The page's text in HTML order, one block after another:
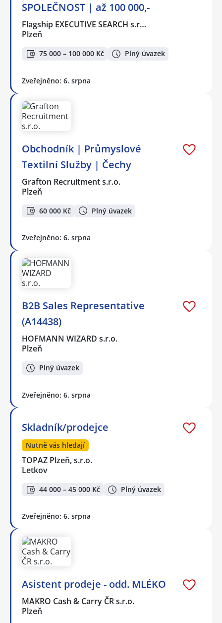
SPOLEČNOST | až 100 000,-
Flagship EXECUTIVE SEARCH s.r…
Plzeň
75 000 – 100 000 Kč Plný úvazek
Zveřejněno: 6. srpna
Obchodník | Průmyslové
Textilní Služby | Čechy
Grafton Recruitment s.r.o.
Plzeň
60 000 Kč Plný úvazek
Zveřejněno: 6. srpna
B2B Sales Representative
(A14438)
HOFMANN WIZARD s.r.o.
Plzeň
Plný úvazek
Zveřejněno: 6. srpna
Skladník/prodejce
Nutně vás hledají
TOPAZ Plzeň, s.r.o.
Letkov
44 000 – 45 000 Kč Plný úvazek
Zveřejněno: 6. srpna
Asistent prodeje - odd. MLÉKO
MAKRO Cash & Carry ČR s.r.o.
Plzeň